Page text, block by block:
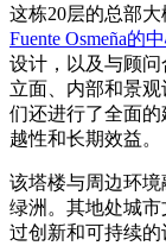
这栋20层的总部
Fuente Osmeña的
设计，以及与顾问
立面、内部和景
们还进行了全面
越性和长期效益。
该塔楼与周边环
绿洲。其地处城
过创新和可持续的